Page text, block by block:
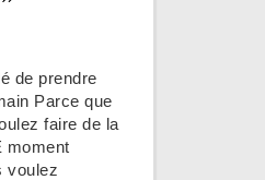
de prendre
Parce que
faire de la
moment
voulez